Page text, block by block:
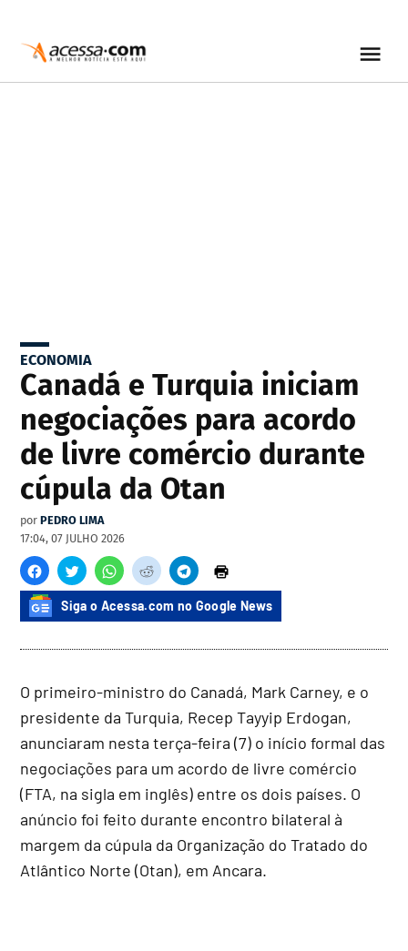
ECONOMIA
Canadá e Turquia iniciam
negociações para acordo
de livre comércio durante
cúpula da Otan
por PEDRO LIMA
17:04, 07 JULHO 2026
Siga o Acessa.com no Google News
O primeiro-ministro do Canadá, Mark Carney, e o
presidente da Turquia, Recep Tayyip Erdogan,
anunciaram nesta terça-feira (7) o início formal das
negociações para um acordo de livre comércio
(FTA, na sigla em inglês) entre os dois países. O
anúncio foi feito durante encontro bilateral à
margem da cúpula da Organização do Tratado do
Atlântico Norte (Otan), em Ancara.